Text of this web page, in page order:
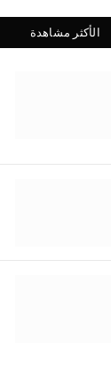
الأكثر مشاهدة